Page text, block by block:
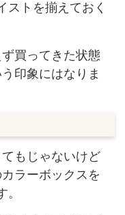
ストを揃えておく
買ってきた状態
印象にはなりま
もじゃないけど
ラーボックスを